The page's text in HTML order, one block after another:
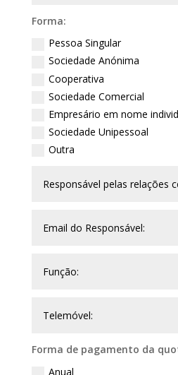
Forma:
Pessoa Singular
Sociedade Anónima
Cooperativa
Sociedade Comercial
Empresário em nome
Sociedade Unipessoal
Outra
Forma de pagamento da
Anual